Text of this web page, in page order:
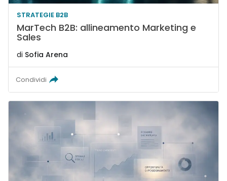
STRATEGIE B2B
MarTech B2B: allineamento Marketing e
Sales
di Sofia Arena
Condividi